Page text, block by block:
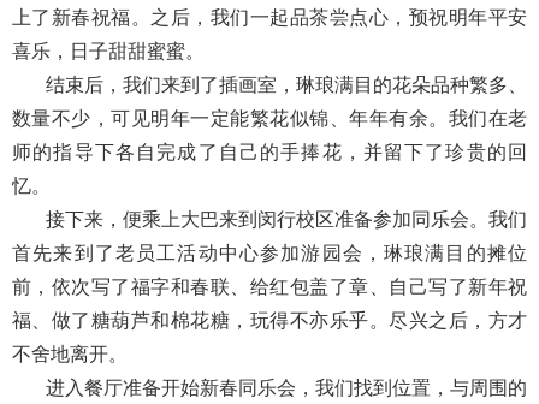
上了新春祝福。之后，我们一起品茶尝点心，预祝明年平安
喜乐，日子甜甜蜜蜜。
结束后，我们来到了插画室，琳琅满目的花朵品种繁多、
数量不少，可见明年一定能繁花似锦、年年有余。我们在老
师的指导下各自完成了自己的手捧花，并留下了珍贵的回
忆。
接下来，便乘上大巴来到闵行校区准备参加同乐会。我们
首先来到了老员工活动中心参加游园会，琳琅满目的摊位
前，依次写了福字和春联、给红包盖了章、自己写了新年祝
福、做了糖葫芦和棉花糖，玩得不亦乐乎。尽兴之后，方才
不舍地离开。
进入餐厅准备开始新春同乐会，我们找到位置，与周围的